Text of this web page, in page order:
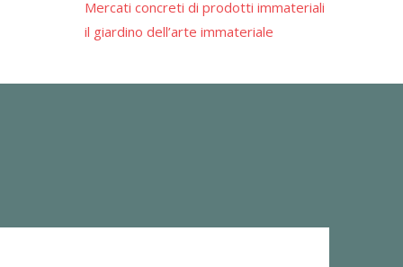
Mercati concreti di prodotti immateriali
il giardino dell’arte immateriale